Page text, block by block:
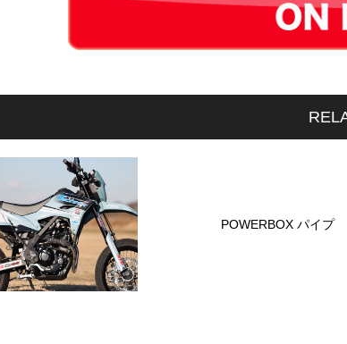
POWERBOX パイプ